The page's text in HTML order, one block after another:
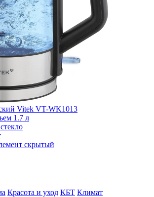
Vitek VT-WK1013
1.7 л
стекло
скрытый
Красота и уход КБТ Климат